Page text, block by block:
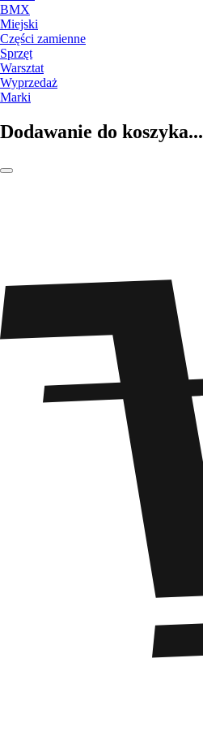
BMX
Miejski
Części zamienne
Sprzęt
Warsztat
Wyprzedaż
Marki
Dodawanie do koszyka...